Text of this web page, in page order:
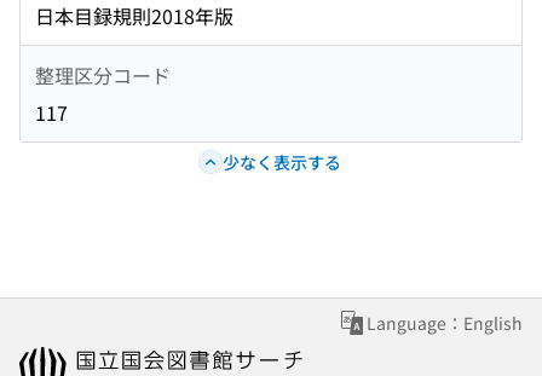
日本目録規則2018年版
整理区分コード
117
少なく表示する
Language：English